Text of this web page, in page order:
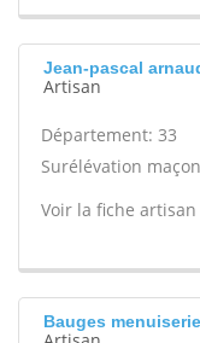
Jean-pascal
Artisan
Département: 33
Surélévation
Voir la fiche artisan
Bauges